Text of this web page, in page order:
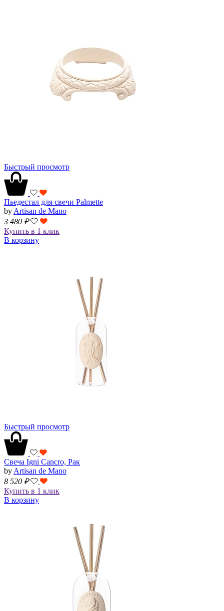
Быстрый просмотр
Пьедестал для свечи Palmette
by Artisan de Mano
3 480 ₽
Купить в 1 клик
В корзину
Быстрый просмотр
Свеча Igni Cancro, Рак
by Artisan de Mano
8 520 ₽
Купить в 1 клик
В корзину